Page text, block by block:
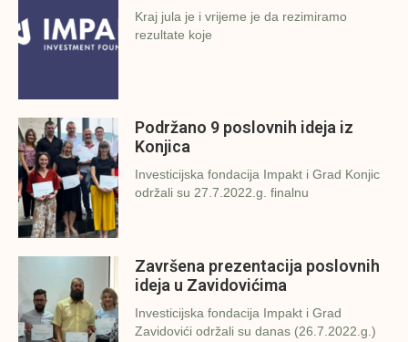
Kraj jula je i vrijeme je da rezimiramo
rezultate koje
Podržano 9 poslovnih ideja iz
Konjica
Investicijska fondacija Impakt i Grad Konjic
održali su 27.7.2022.g. finalnu
Završena prezentacija poslovnih
ideja u Zavidovićima
Investicijska fondacija Impakt i Grad
Zavidovići održali su danas (26.7.2022.g.)